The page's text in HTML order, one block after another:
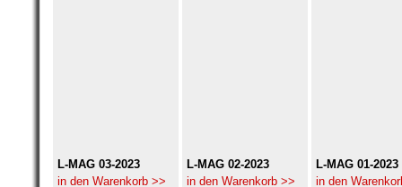
L-MAG 03-2023
in den Warenkorb >>
L-MAG 02-2023
in den Warenkorb >>
L-MAG 01-2023
in den